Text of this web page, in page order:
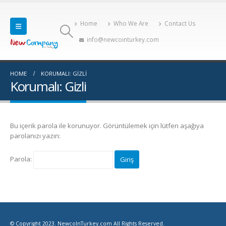
Home Who We Are
Contact Us
info@newcointurkey.com
HOME KORUMALI: GIZLI
Korumalı: Gizli
Bu içerik parola ile korunuyor. Görüntülemek için lütfen aşağıya
parolanızı yazın:
Parola:
© Copyright 2023. NewcoInTurkey.com All Rights Reserved.